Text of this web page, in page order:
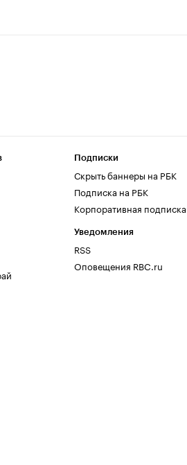
Подписки
Скрыть баннеры на РБК
Подписка на РБК
Корпоративная подписка
Уведомления
RSS
Оповещения RBC.ru